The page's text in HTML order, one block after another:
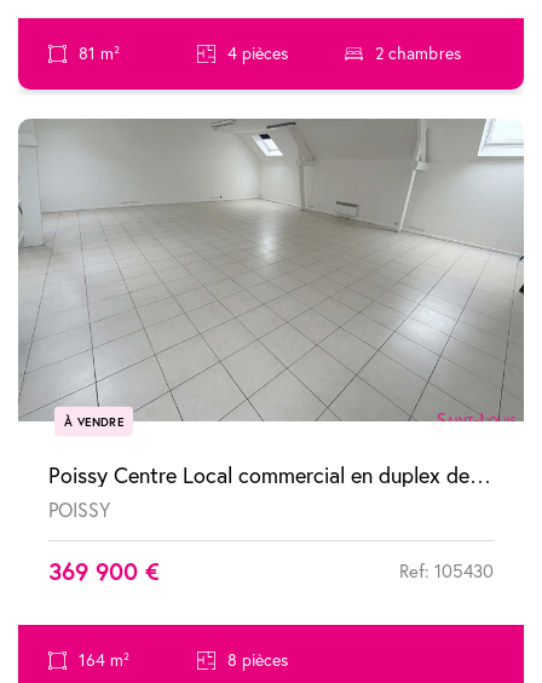
81 m² 4 pièces 2 chambres
À VENDRE
Poissy Centre Local commercial en duplex de 160m2 type maison de ville
POISSY
369 900 € Ref: 105430
164 m² 8 pièces